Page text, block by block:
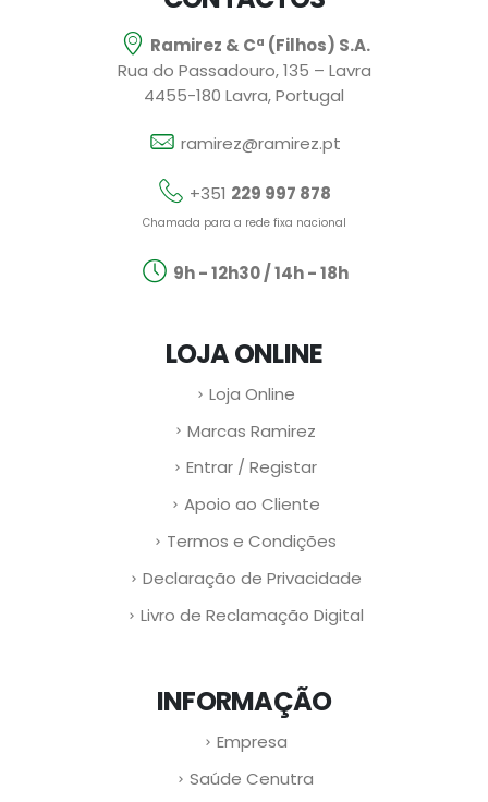
Ramirez & Cª (Filhos) S.A.
Rua do Passadouro, 135 – Lavra
4455-180 Lavra, Portugal
ramirez@ramirez.pt
+351 229 997 878
Chamada para a rede fixa nacional
9h - 12h30 / 14h - 18h
LOJA ONLINE
Loja Online
Marcas Ramirez
Entrar / Registar
Apoio ao Cliente
Termos e Condições
Declaração de Privacidade
Livro de Reclamação Digital
INFORMAÇÃO
Empresa
Saúde Cenutra